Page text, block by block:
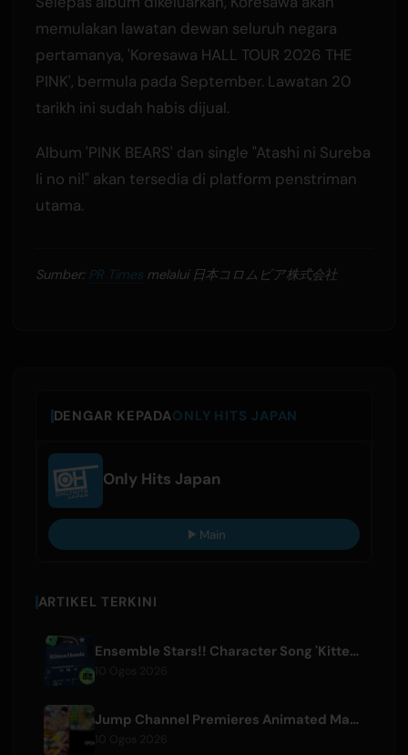
memulakan lawatan dewan seluruh negara
pertamanya, 'Koresawa HALL TOUR 2026 THE
PINK', bermula pada September. Lawatan 20
tarikh ini sudah habis dijual.
Album 'PINK BEARS' dan single "Atashi ni Sureba
Ii no ni!" akan tersedia di platform penstriman
utama.
Sumber: PR Timesmelalui 日本コロムビア株式会社
DENGAR KEPADAONLY HITS JAPAN
Only Hits Japan
Main
ARTIKEL TERKINI
Ensemble Stars!! Character Song 'Kitten Homie' by Ritsu Sakuma Releases Worldwide
Jump Channel Premieres Animated Manga for Three New Shonen Jump Series